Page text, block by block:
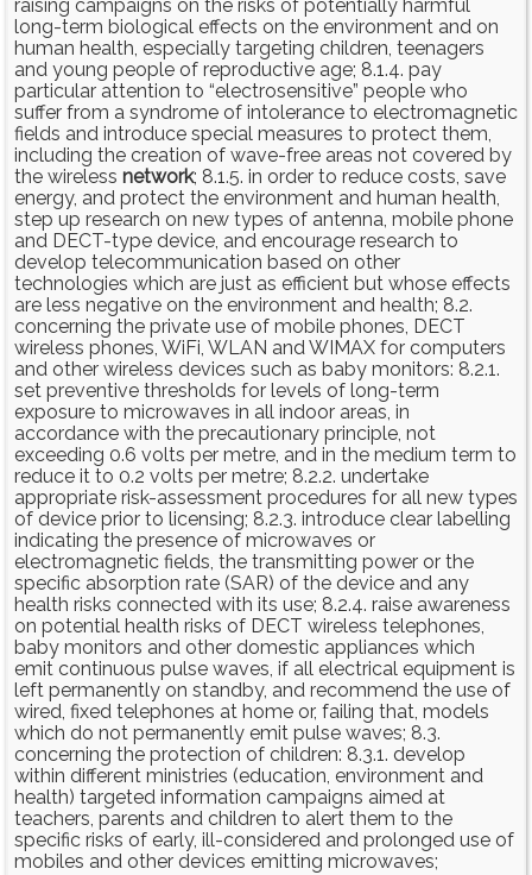
raising campaigns on the risks of potentially harmful
long-term biological effects on the environment and on
human health, especially targeting children, teenagers
and young people of reproductive age; 8.1.4. pay
particular attention to “electrosensitive” people who
suffer from a syndrome of intolerance to electromagnetic
fields and introduce special measures to protect them,
including the creation of wave-free areas not covered by
the wireless network; 8.1.5. in order to reduce costs, save
energy, and protect the environment and human health,
step up research on new types of antenna, mobile phone
and DECT-type device, and encourage research to
develop telecommunication based on other
technologies which are just as efficient but whose effects
are less negative on the environment and health; 8.2.
concerning the private use of mobile phones, DECT
wireless phones, WiFi, WLAN and WIMAX for computers
and other wireless devices such as baby monitors: 8.2.1.
set preventive thresholds for levels of long-term
exposure to microwaves in all indoor areas, in
accordance with the precautionary principle, not
exceeding 0.6 volts per metre, and in the medium term to
reduce it to 0.2 volts per metre; 8.2.2. undertake
appropriate risk-assessment procedures for all new types
of device prior to licensing; 8.2.3. introduce clear labelling
indicating the presence of microwaves or
electromagnetic fields, the transmitting power or the
specific absorption rate (SAR) of the device and any
health risks connected with its use; 8.2.4. raise awareness
on potential health risks of DECT wireless telephones,
baby monitors and other domestic appliances which
emit continuous pulse waves, if all electrical equipment is
left permanently on standby, and recommend the use of
wired, fixed telephones at home or, failing that, models
which do not permanently emit pulse waves; 8.3.
concerning the protection of children: 8.3.1. develop
within different ministries (education, environment and
health) targeted information campaigns aimed at
teachers, parents and children to alert them to the
specific risks of early, ill-considered and prolonged use of
mobiles and other devices emitting microwaves;